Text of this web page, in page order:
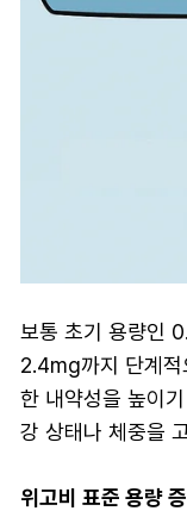
보통 초기 용량인
2.4mg까지 단계적
한 내약성을 높이
강 상태나 체중을
위고비 표준 용량